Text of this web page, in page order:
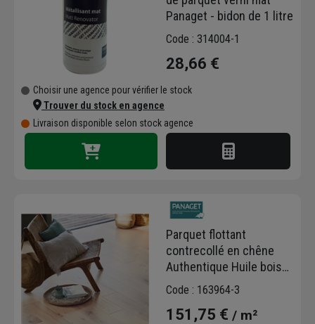
Panaget - bidon de 1 litre
Code : 314004-1
28,66 €
Choisir une agence pour vérifier le stock
Trouver du stock en agence
Livraison disponible selon stock agence
Parquet flottant
contrecollé en chêne
Authentique Huile bois
naturel Diva - 184 mm x
12,00 mm - long. variable
Code : 163964-3
151,75 € / m²